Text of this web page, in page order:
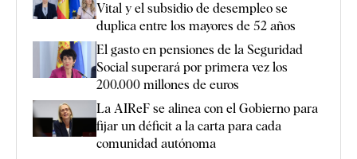
Vital y el subsidio de desempleo se
duplica entre los mayores de 52 años
El gasto en pensiones de la Seguridad
Social superará por primera vez los
200.000 millones de euros
La AIReF se alinea con el Gobierno para
fijar un déficit a la carta para cada
comunidad autónoma